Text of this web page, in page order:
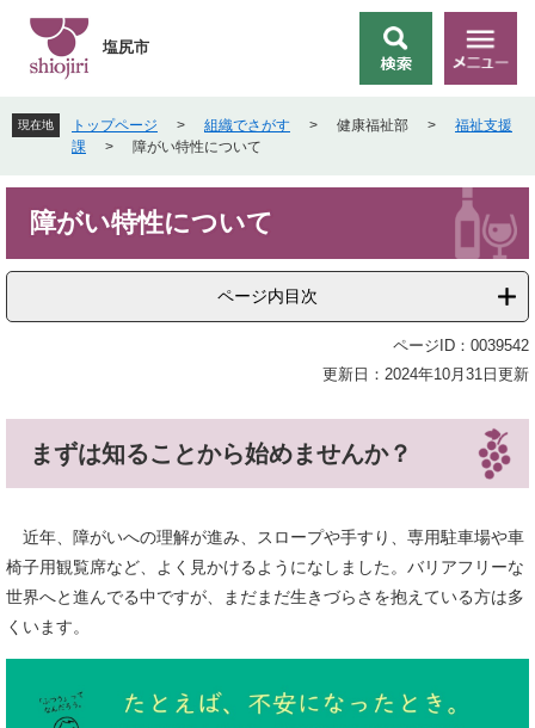
先
頭
す
を
飛
し
文
索
メ
ニ
ー
塩尻市
現在地 トップページ > 組織でさがす > 健康福祉部 >
福祉支援
課
> 障がい特性について
障がい特性について
ページ内目次
ページID：0039542
更新日：2024年10月31日更新
まずは知ることから始めませんか？
近年、障がいへの理解が進み、スロープや手すり、専用駐車場や車
椅子用観覧席など、よく見かけるようになしました。バリアフリーな
世界へと進んでる中ですが、まだまだ生きづらさを抱えている方は多
くいます。